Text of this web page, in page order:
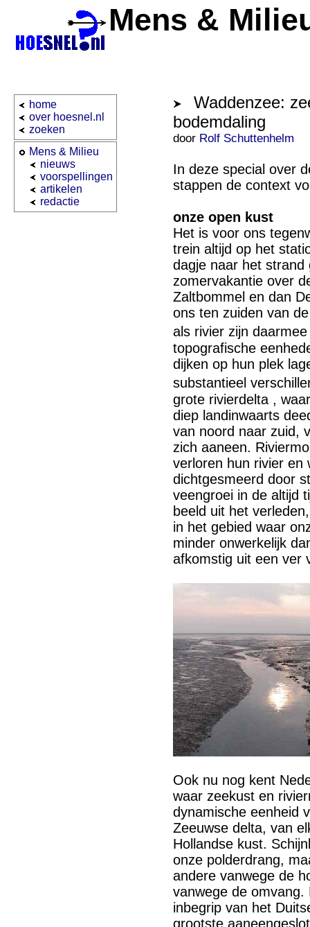
Mens &
home
over hoesnel.nl
zoeken
Mens & Milieu
nieuws
voorspellingen
artikelen
redactie
Waddenzee:
bodemdaling
door Rolf Schuttenhelm
In deze special over
stappen de context
onze open kust
Het is voor ons
trein altijd op het
dagje naar het
zomervakantie over
Zaltbommel en dan
ons ten zuiden van
als rivier zijn
topografische
dijken op hun plek
substantieel
grote rivierdelta ,
diep landinwaarts
van noord naar zuid,
zich aaneen.
verloren hun rivier en
dichtgesmeerd door
veengroei in de altijd
beeld uit het
in het gebied waar
minder onwerkelijk
afkomstig uit een ver
Ook nu nog kent
waar zeekust en
dynamische eenheid
Zeeuwse delta, van
Hollandse kust.
onze polderdrang,
andere vanwege de
vanwege de
inbegrip van het
grootste